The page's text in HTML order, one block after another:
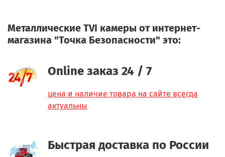
Металлические TVI камеры от интернет-
магазина "Точка Безопасности" это:
Online заказ 24 / 7
цена и наличие товара на сайте всегда
актуальны
Быстрая доставка по России